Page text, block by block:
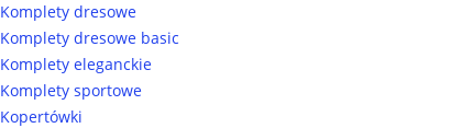
Komplety dresowe
Komplety dresowe basic
Komplety eleganckie
Komplety sportowe
Kopertówki